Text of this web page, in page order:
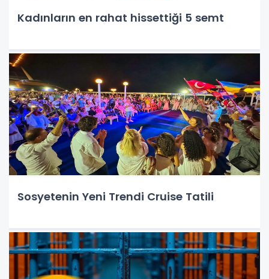
Kadınların en rahat hissettiği 5 semt
Sosyetenin Yeni Trendi Cruise Tatili